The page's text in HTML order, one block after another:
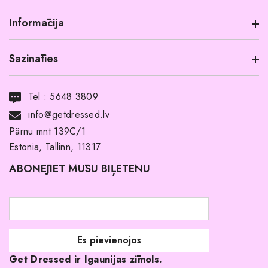
Informācija
Informācija par produktu
Noma ar pirkuma tiesībām
Par mums
Pirkuma noteikumi un nosacījumi
Atgriešanas politika
Līgavas družiņu kleitas
Veikali
Sazināties
Tel :5648 3809
info@getdressed.lv
Pärnu mnt 139C/1
Estonia, Tallinn, 11317
ABONĒJIET MŪSU BIĻETENU
Get Dressed ir Igaunijas zīmols.